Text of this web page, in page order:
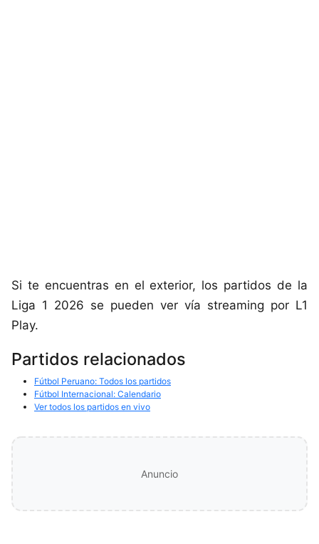
Si te encuentras en el exterior, los partidos de la
Liga 1 2026 se pueden ver vía streaming por L1
Play.
Partidos relacionados
Fútbol Peruano: Todos los partidos
Fútbol Internacional: Calendario
Ver todos los partidos en vivo
Anuncio